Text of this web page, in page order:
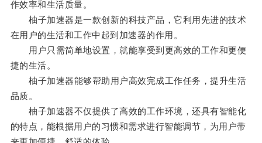
作效率和生活质量。
柚子加速器是一款创新的科技产品，它利用先进的技术
在用户的生活和工作中起到加速器的作用。
用户只需简单地设置，就能享受到更高效的工作和更便
捷的生活。
柚子加速器能够帮助用户高效完成工作任务，提升生活
品质。
柚子加速器不仅提供了高效的工作环境，还具有智能化
的特点，能根据用户的习惯和需求进行智能调节，为用户带